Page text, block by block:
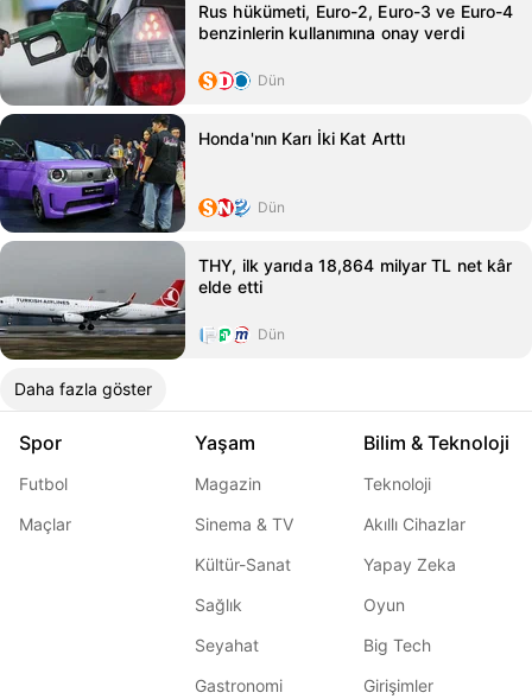
Rus hükümeti, Euro-2, Euro-3 ve Euro-4
benzinlerin kullanımına onay verdi
Dün
Honda'nın Karı İki Kat Arttı
Dün
THY, ilk yarıda 18,864 milyar TL net kâr
elde etti
Dün
Daha fazla göster
Spor
Futbol
Maçlar
Yaşam
Magazin
Sinema & TV
Kültür-Sanat
Sağlık
Seyahat
Gastronomi
Bilim & Teknoloji
Teknoloji
Akıllı Cihazlar
Yapay Zeka
Oyun
Big Tech
Girişimler